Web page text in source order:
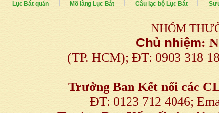
Lục Bát quán
Mõ làng Lục Bát Câu lạc bộ Lục Bát
NHÓM
Chủ nhiệm:
(TP. HCM); ĐT: 0903 318
Trưởng Ban Kết nối các
ĐT: 0123 712 4046;